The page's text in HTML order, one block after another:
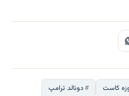
کاست
دونالد ترامپ